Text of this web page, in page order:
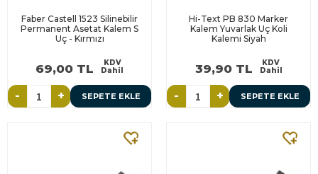
Faber Castell 1523 Silinebilir
Permanent Asetat Kalem S
Uç - Kırmızı
69,00 TL
KDV
Dahil
- + SEPETE EKLE
Hi-Text PB 830 Marker
Kalem Yuvarlak Uç Koli
Kalemi Siyah
39,90 TL
KDV
Dahil
- + SEPETE EKLE